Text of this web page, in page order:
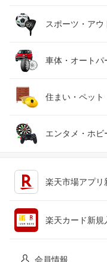
バッグ・小物・
靴
腕時計
ジュエリー・ア
ワイン
日本酒・焼酎
おもちゃ
家電
TV・オーディオ
スマートフォン
パソコン・周辺
スポーツ・アウ
スポーツ・アウ
ゴルフ
車体・オートパ
車用品・バイク
車・バイク
住まい・ペット
インテリア・寝
エンタメ・ホビ
楽天市場アプリ
楽天カード新規
会員情報